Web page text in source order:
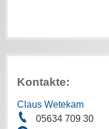
Kontakte:
Claus Wetekam
05634 709 30